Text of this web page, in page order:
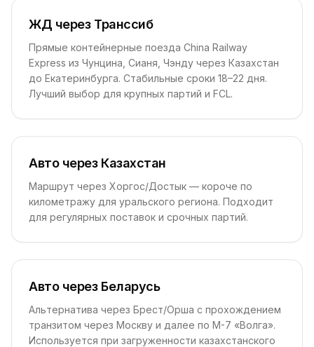
ЖД через Транссиб
Прямые контейнерные поезда China Railway
Express из Чунцина, Сианя, Чэнду через Казахстан
до Екатеринбурга. Стабильные сроки 18–22 дня.
Лучший выбор для крупных партий и FCL.
Авто через Казахстан
Маршрут через Хоргос/Достык — короче по
километражу для уральского региона. Подходит
для регулярных поставок и срочных партий.
Авто через Беларусь
Альтернатива через Брест/Орша с прохождением
транзитом через Москву и далее по М-7 «Волга».
Используется при загруженности казахстанского